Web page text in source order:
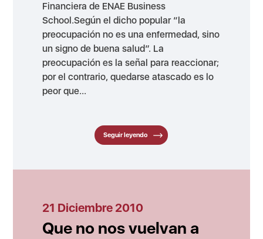
Financiera de ENAE Business
School.Según el dicho popular “la
preocupación no es una enfermedad, sino
un signo de buena salud”. La
preocupación es la señal para reaccionar;
por el contrario, quedarse atascado es lo
peor que...
Seguir leyendo
21 Diciembre 2010
Que no nos vuelvan a